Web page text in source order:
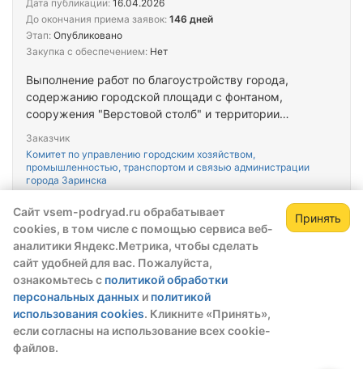
Сайт vsem-podryad.ru обрабатывает
cookies, в том числе с помощью сервиса веб-
аналитики Яндекс.Метрика, чтобы сделать
сайт удобней для вас. Пожалуйста,
ознакомьтесь с политикой обработки
персональных данных и политикой
использования cookies. Кликните «Принять»,
если согласны на использование всех cookie-
файлов.
Принять
Выполнение работ по благоустройству города,
содержанию городской площади с фонтаном,
сооружения "Верстовой столб" и территории
городе Заринске Алтайского края
Заказчик
Комитет по управлению городским хозяйством,
промышленностью, транспортом и связью администрации
города Заринска
Дата публикации: 16.04.2026
До окончания приема заявок: 146 дней
Этап: Опубликовано
Закупка с обеспечением: Нет
Тендер
№202601173000258001000025
Начальная цена
Тип закупки: 44-ФЗ
Дата публикации: 16.04.2026
До окончания приема заявок: